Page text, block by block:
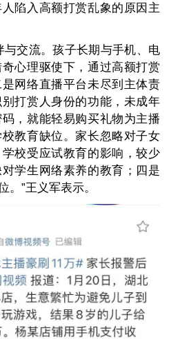
入高额打赏乱象的原因主
交流。孩子长期与手机、电
心理驱使下，通过高额打赏
网络直播平台未尽到主体责
打赏人身份的功能，未成年
，就能轻易购买礼物为主播
教育缺位。家长忽略对子女
校受应试教育的影响，较少
学生网络素养的教育；四是
。”王义军表示。